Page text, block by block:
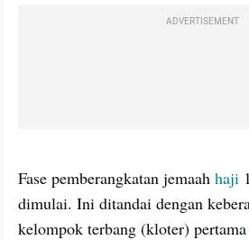
ADVERTISEMENT
Fase pemberangkatan jemaah haji
dimulai. Ini ditandai dengan
kelompok terbang (kloter) pertama